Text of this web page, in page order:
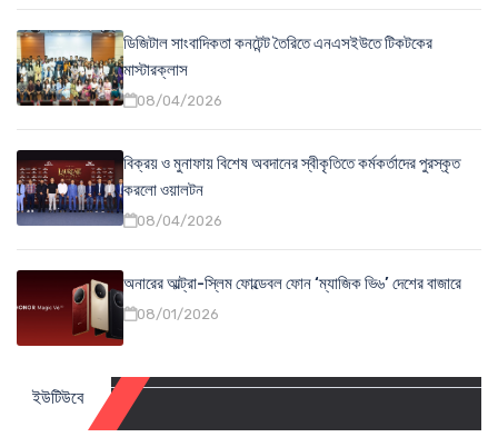
ডিজিটাল সাংবাদিকতা কনটেন্ট তৈরিতে এনএসইউতে টিকটকের
মাস্টারক্লাস
08/04/2026
বিক্রয় ও মুনাফায় বিশেষ অবদানের স্বীকৃতিতে কর্মকর্তাদের পুরস্কৃত
করলো ওয়ালটন
08/04/2026
অনারের আল্ট্রা-স্লিম ফোল্ডেবল ফোন ‘ম্যাজিক ভি৬’ দেশের বাজারে
08/01/2026
ইউটিউবে